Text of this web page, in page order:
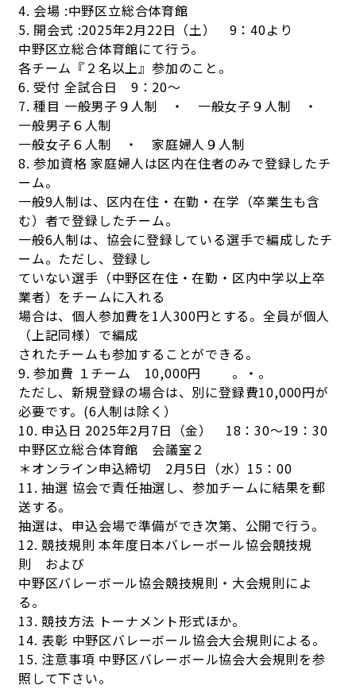
4. 会場 :中野区立総合体育館
5. 開会式 :2025年2月22日（土） 9：40より
中野区立総合体育館にて行う。
各チーム『２名以上』参加のこと。
6. 受付 全試合日 9：20～
7. 種目 一般男子９人制 ・ 一般女子９人制 ・
一般男子６人制
一般女子６人制 ・ 家庭婦人９人制
8. 参加資格 家庭婦人は区内在住者のみで登録したチ
ーム。
一般9人制は、区内在住・在勤・在学（卒業生も含
む）者で登録したチーム。
一般6人制は、協会に登録している選手で編成したチ
ーム。ただし、登録し
ていない選手（中野区在住・在勤・区内中学以上卒
業者）をチームに入れる
場合は、個人参加費を1人300円とする。全員が個人
（上記同様）で編成
されたチームも参加することができる。
9. 参加費 １チーム 10,000円 。・。
ただし、新規登録の場合は、別に登録費10,000円が
必要です。(6人制は除く）
10. 申込日 2025年2月7日（金） 18：30～19：30
中野区立総合体育館 会議室２
＊オンライン申込締切 2月5日（水）15：00
11. 抽選 協会で責任抽選し、参加チームに結果を郵
送する。
抽選は、申込会場で準備ができ次第、公開で行う。
12. 競技規則 本年度日本バレーボール協会競技規
則 および
中野区バレーボール協会競技規則・大会規則によ
る。
13. 競技方法 トーナメント形式ほか。
14. 表彰 中野区バレーボール協会大会規則による。
15. 注意事項 中野区バレーボール協会大会規則を参
照して下さい。